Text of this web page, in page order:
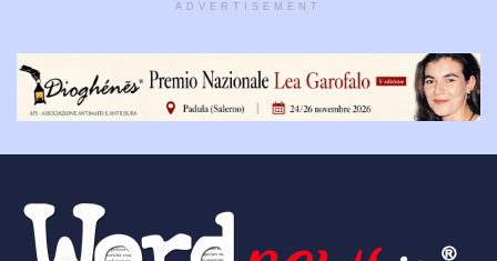
ADVERTISEMENT